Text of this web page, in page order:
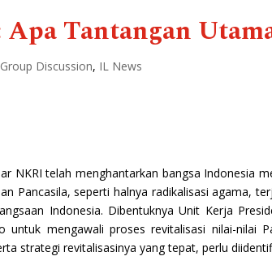
Apa Tantangan
Discussion, IL News
NKRI telah menghantarkan bangsa Indonesia
Pancasila, seperti halnya radikalisasi agama,
Indonesia. Dibentuknya Unit Kerja
untuk mengawali proses revitalisasi nilai-nilai
strategi revitalisasinya yang tepat, perlu